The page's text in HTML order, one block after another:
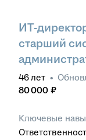
ИТ-
старший
46лет •
80 000 ₽
Ключевые